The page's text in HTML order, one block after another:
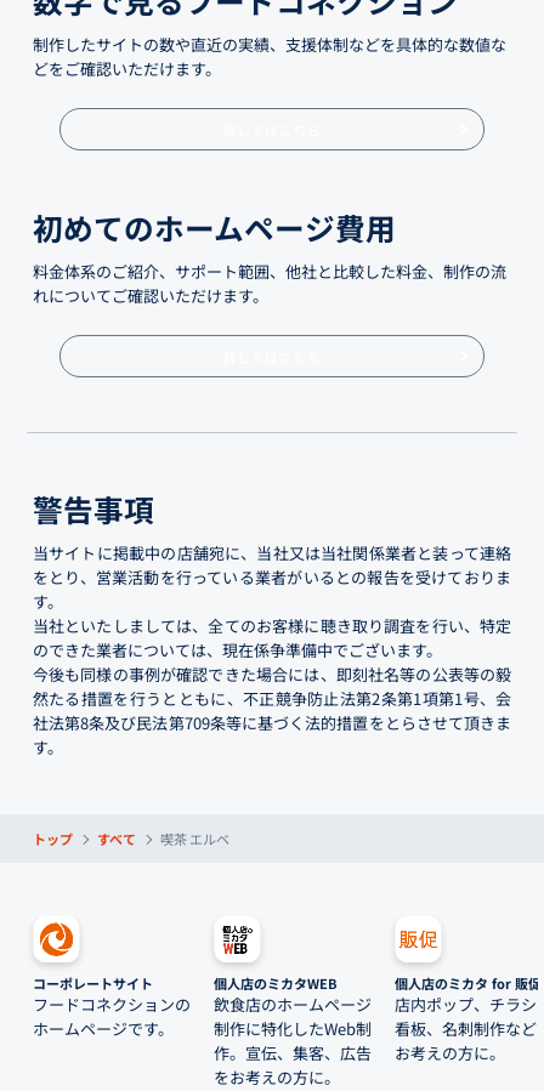
制作したサイトの数や直近の実績、支援体制などを具体的な数値な
どをご確認いただけます。
初めてのホームページ費用
料金体系のご紹介、サポート範囲、他社と比較した料金、制作の流
れについてご確認いただけます。
警告事項
当サイトに掲載中の店舗宛に、当社又は当社関係業者と装って連絡
をとり、営業活動を行っている業者がいるとの報告を受けておりま
す。
当社といたしましては、全てのお客様に聴き取り調査を行い、特定
のできた業者については、現在係争準備中でございます。
今後も同様の事例が確認できた場合には、即刻社名等の公表等の毅
然たる措置を行うとともに、不正競争防止法第2条第1項第1号、会
社法第8条及び民法第709条等に基づく法的措置をとらさせて頂きま
す。
トップ すべて 喫茶 エルベ
コーポレートサイト
フードコネクションの
ホームページです。
個人店のミカタWEB
飲食店のホームページ
制作に特化したWeb制
作。宣伝、集客、広告
をお考えの方に。
個人店のミカタ for 販促
店内ポップ、チラシ
看板、名刺制作など
お考えの方に。